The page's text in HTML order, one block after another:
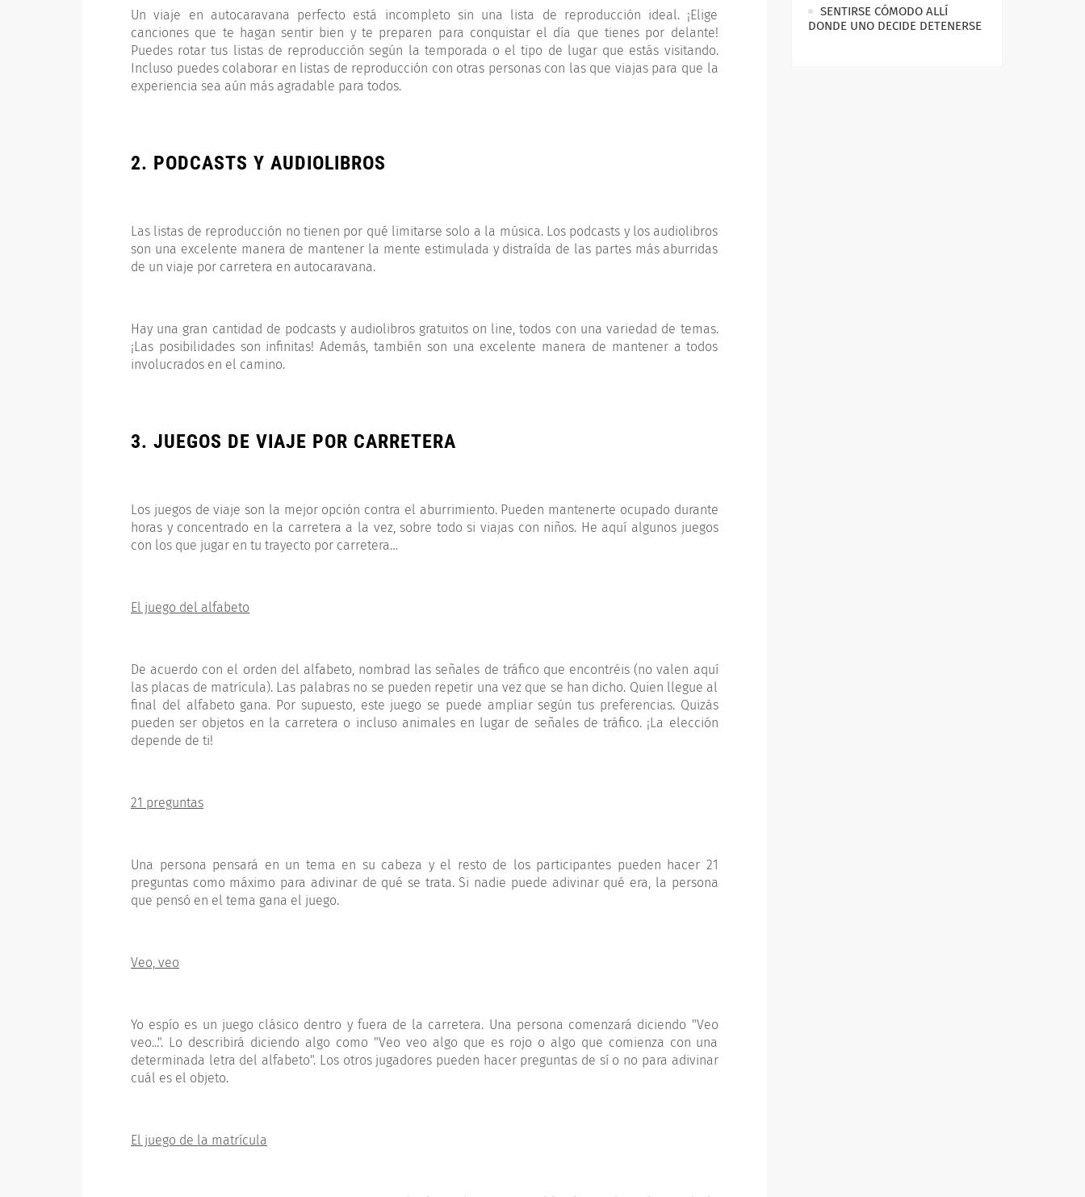
Un viaje en autocaravana perfecto está incompleto sin una lista de reproducción ideal. ¡Elige
canciones que te hagan sentir bien y te preparen para conquistar el día que tienes por delante!
Puedes rotar tus listas de reproducción según la temporada o el tipo de lugar que estás visitando.
Incluso puedes colaborar en listas de reproducción con otras personas con las que viajas para que la
experiencia sea aún más agradable para todos.
2. PODCASTS Y AUDIOLIBROS
Las listas de reproducción no tienen por qué limitarse solo a la música. Los podcasts y los audiolibros
son una excelente manera de mantener la mente estimulada y distraída de las partes más aburridas
de un viaje por carretera en autocaravana.
Hay una gran cantidad de podcasts y audiolibros gratuitos on line, todos con una variedad de temas.
¡Las posibilidades son infinitas! Además, también son una excelente manera de mantener a todos
involucrados en el camino.
3. JUEGOS DE VIAJE POR CARRETERA
Los juegos de viaje son la mejor opción contra el aburrimiento. Pueden mantenerte ocupado durante
horas y concentrado en la carretera a la vez, sobre todo si viajas con niños. He aquí algunos juegos
con los que jugar en tu trayecto por carretera…
El juego del alfabeto
De acuerdo con el orden del alfabeto, nombrad las señales de tráfico que encontréis (no valen aquí
las placas de matrícula). Las palabras no se pueden repetir una vez que se han dicho. Quien llegue al
final del alfabeto gana. Por supuesto, este juego se puede ampliar según tus preferencias. Quizás
pueden ser objetos en la carretera o incluso animales en lugar de señales de tráfico. ¡La elección
depende de ti!
21 preguntas
Una persona pensará en un tema en su cabeza y el resto de los participantes pueden hacer 21
preguntas como máximo para adivinar de qué se trata. Si nadie puede adivinar qué era, la persona
que pensó en el tema gana el juego.
Veo, veo
Yo espío es un juego clásico dentro y fuera de la carretera. Una persona comenzará diciendo "Veo
veo...". Lo describirá diciendo algo como "Veo veo algo que es rojo o algo que comienza con una
determinada letra del alfabeto". Los otros jugadores pueden hacer preguntas de sí o no para adivinar
cuál es el objeto.
El juego de la matrícula
SENTIRSE CÓMODO ALLÍ
DONDE UNO DECIDE DETENERSE